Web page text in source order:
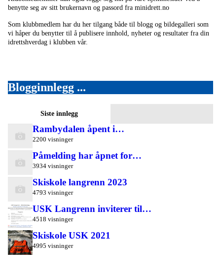
benytte seg av sitt brukernavn og passord fra minidrett.no
Som klubbmedlem har du her tilgang både til blogg og bildegalleri som
vi håper du benytter til å publisere innhold, nyheter og resultater fra din
idrettshverdag i klubben vår.
Blogginnlegg ...
Siste innlegg
Rambydalen åpent i…
2200 visninger
Påmelding har åpnet for…
3934 visninger
Skiskole langrenn 2023
4793 visninger
USK Langrenn inviterer til…
4518 visninger
Skiskole USK 2021
4995 visninger